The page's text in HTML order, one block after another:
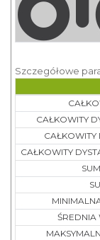
Szczegółowe
CAŁKOWITY
CAŁKOWITY
CAŁKOWITY
ŚREDNIA